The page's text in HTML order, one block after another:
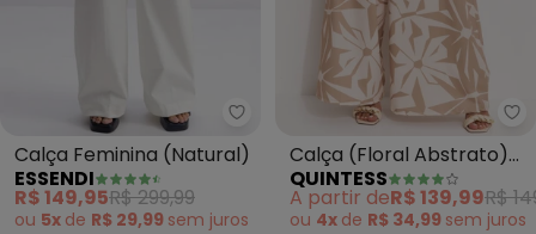
Essendi - Calça Feminina
Calça Feminina (Natural)
ESSENDI
R$ 149,95R$ 299,99
ou 5x de R$ 29,99 sem juros
Calça (Floral Abstrato)
em Malha Crepe
QUINTESS
A partir deR$ 139,99R$
ou 4x de R$ 34,99 sem juros